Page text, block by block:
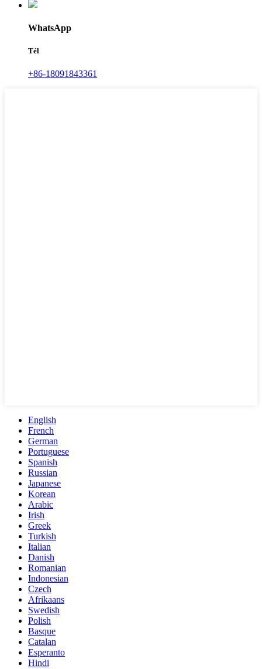
WhatsApp
Tél
+86-18091843361
English
French
German
Portuguese
Spanish
Russian
Japanese
Korean
Arabic
Irish
Greek
Turkish
Italian
Danish
Romanian
Indonesian
Czech
Afrikaans
Swedish
Polish
Basque
Catalan
Esperanto
Hindi